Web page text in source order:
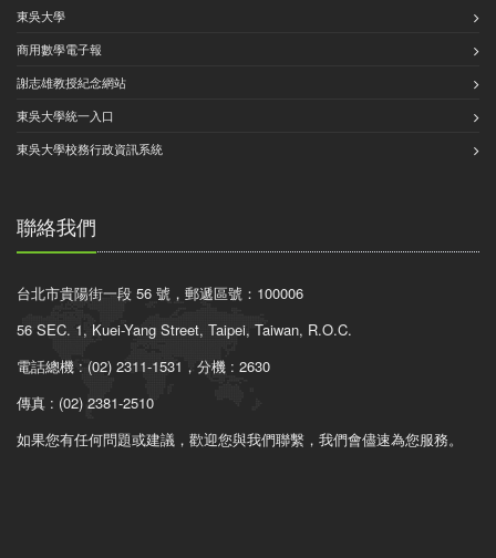
東吳大學
商用數學電子報
謝志雄教授紀念網站
東吳大學統一入口
東吳大學校務行政資訊系統
聯絡我們
台北市貴陽街一段 56 號，郵遞區號：100006
56 SEC. 1, Kuei-Yang Street, Taipei, Taiwan, R.O.C.
電話總機 : (02) 2311-1531，分機 : 2630
傳真 : (02) 2381-2510
如果您有任何問題或建議，歡迎您與我們聯繫，我們會儘速為您服務。